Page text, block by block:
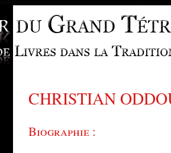
CHRISTIAN
Biographie :